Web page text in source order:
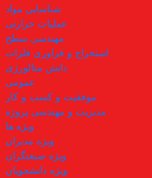
شناسایی مواد
عملیات حرارتی
مهندسی سطح
استخراج و فراوری فلزات
دانش متالورژی
عمومی
موفقیت و کسب و کار
مدیریت و مهندسی پروژه
ویژه ها
ویژه مدیران
ویژه صنعتگران
ویژه دانشجویان